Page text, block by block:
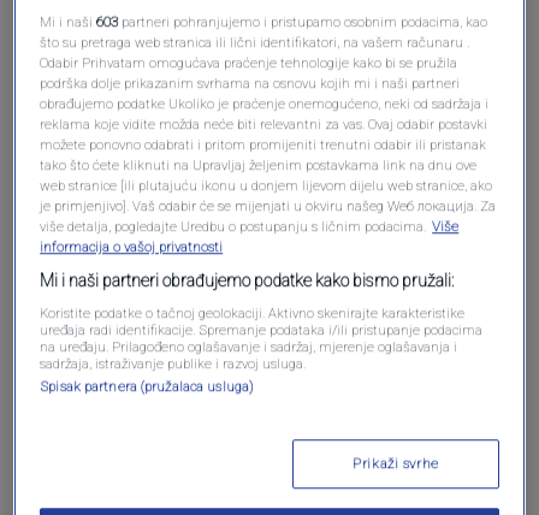
Oglas
Oglas
Mi i naši603 partneri pohranjujemo i pristupamo osobnim podacima, kao
što su pretraga web stranica ili lični identifikatori, na vašem računaru .
Odabir Prihvatam omogućava praćenje tehnologije kako bi se pružila
podrška dolje prikazanim svrhama na osnovu kojih mi i naši partneri
obrađujemo podatke Ukoliko je praćenje onemogućeno, neki od sadržaja i
reklama koje vidite možda neće biti relevantni za vas. Ovaj odabir postavki
možete ponovno odabrati i pritom promijeniti trenutni odabir ili pristanak
tako što ćete kliknuti na Upravljaj željenim postavkama link na dnu ove
web stranice [ili plutajuću ikonu u donjem lijevom dijelu web stranice, ako
je primjenjivo]. Vaš odabir će se mijenjati u okviru našeg Wеб локација. Za
više detalja, pogledajte Uredbu o postupanju s ličnim podacima. Više
informacija o vašoj privatnosti
Mi i naši partneri obrađujemo podatke kako bismo pružali:
Koristite podatke o tačnoj geolokaciji. Aktivno skenirajte karakteristike
uređaja radi identifikacije. Spremanje podataka i/ili pristupanje podacima
na uređaju. Prilagođeno oglašavanje i sadržaj, mjerenje oglašavanja i
sadržaja, istraživanje publike i razvoj usluga.
Spisak partnera (pružalaca usluga)
Prikaži svrhe